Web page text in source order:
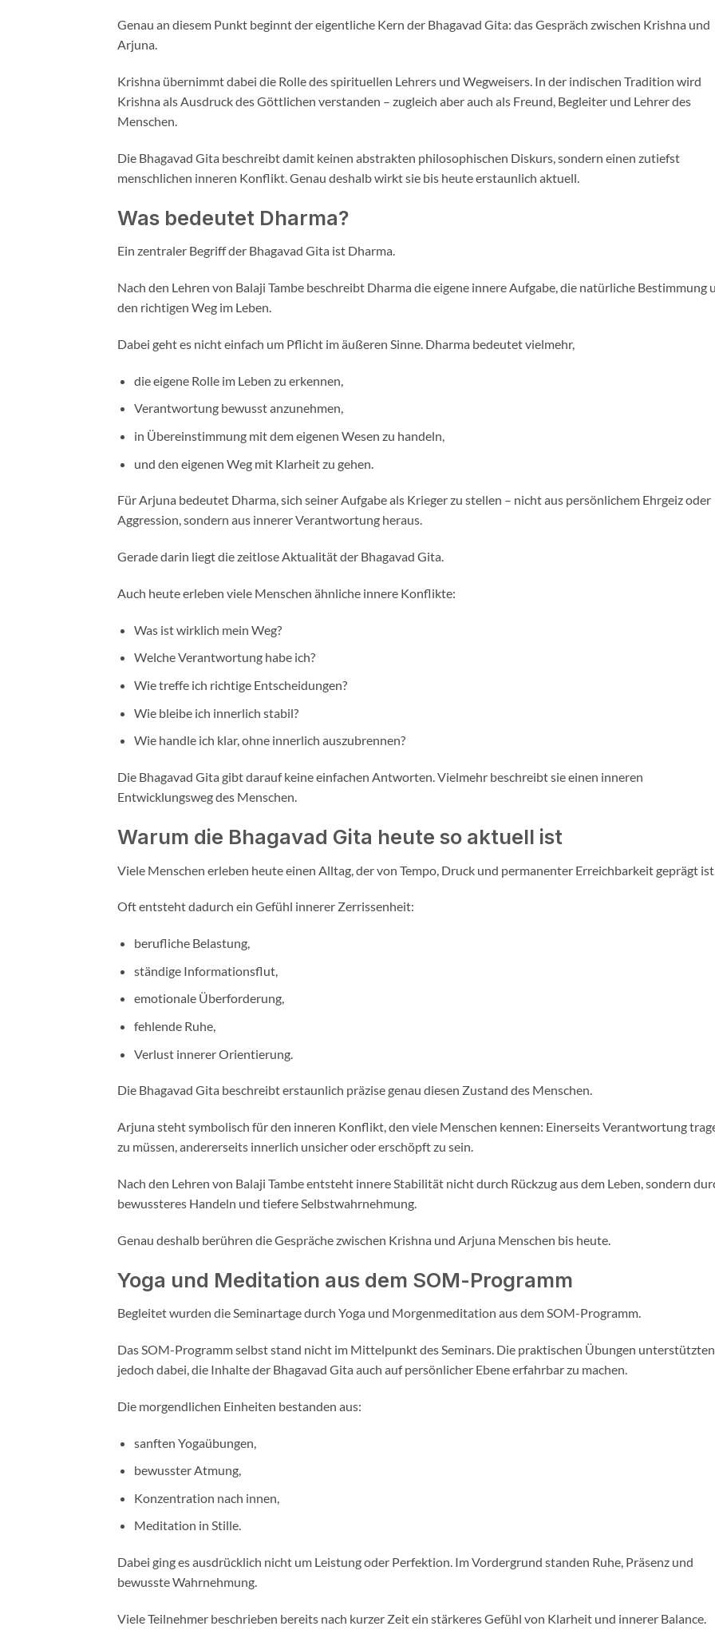
Genau an diesem Punkt beginnt der eigentliche Kern der Bhagavad Gita: das Gespräch zwischen Krishna und
Arjuna.
Krishna übernimmt dabei die Rolle des spirituellen Lehrers und Wegweisers. In der indischen Tradition wird
Krishna als Ausdruck des Göttlichen verstanden – zugleich aber auch als Freund, Begleiter und Lehrer des
Menschen.
Die Bhagavad Gita beschreibt damit keinen abstrakten philosophischen Diskurs, sondern einen zutiefst
menschlichen inneren Konflikt. Genau deshalb wirkt sie bis heute erstaunlich aktuell.
Was bedeutet Dharma?
Ein zentraler Begriff der Bhagavad Gita ist Dharma.
Nach den Lehren von Balaji Tambe beschreibt Dharma die eigene innere Aufgabe, die natürliche Bestimmung
den richtigen Weg im Leben.
Dabei geht es nicht einfach um Pflicht im äußeren Sinne. Dharma bedeutet vielmehr,
die eigene Rolle im Leben zu erkennen,
Verantwortung bewusst anzunehmen,
in Übereinstimmung mit dem eigenen Wesen zu handeln,
und den eigenen Weg mit Klarheit zu gehen.
Für Arjuna bedeutet Dharma, sich seiner Aufgabe als Krieger zu stellen – nicht aus persönlichem Ehrgeiz oder
Aggression, sondern aus innerer Verantwortung heraus.
Gerade darin liegt die zeitlose Aktualität der Bhagavad Gita.
Auch heute erleben viele Menschen ähnliche innere Konflikte:
Was ist wirklich mein Weg?
Welche Verantwortung habe ich?
Wie treffe ich richtige Entscheidungen?
Wie bleibe ich innerlich stabil?
Wie handle ich klar, ohne innerlich auszubrennen?
Die Bhagavad Gita gibt darauf keine einfachen Antworten. Vielmehr beschreibt sie einen inneren
Entwicklungsweg des Menschen.
Warum die Bhagavad Gita heute so aktuell ist
Viele Menschen erleben heute einen Alltag, der von Tempo, Druck und permanenter Erreichbarkeit geprägt
Oft entsteht dadurch ein Gefühl innerer Zerrissenheit:
berufliche Belastung,
ständige Informationsflut,
emotionale Überforderung,
fehlende Ruhe,
Verlust innerer Orientierung.
Die Bhagavad Gita beschreibt erstaunlich präzise genau diesen Zustand des Menschen.
Arjuna steht symbolisch für den inneren Konflikt, den viele Menschen kennen: Einerseits Verantwortung
zu müssen, andererseits innerlich unsicher oder erschöpft zu sein.
Nach den Lehren von Balaji Tambe entsteht innere Stabilität nicht durch Rückzug aus dem Leben, sondern
bewussteres Handeln und tiefere Selbstwahrnehmung.
Genau deshalb berühren die Gespräche zwischen Krishna und Arjuna Menschen bis heute.
Yoga und Meditation aus dem SOM-Programm
Begleitet wurden die Seminartage durch Yoga und Morgenmeditation aus dem SOM-Programm.
Das SOM-Programm selbst stand nicht im Mittelpunkt des Seminars. Die praktischen Übungen unterstützten
jedoch dabei, die Inhalte der Bhagavad Gita auch auf persönlicher Ebene erfahrbar zu machen.
Die morgendlichen Einheiten bestanden aus:
sanften Yogaübungen,
bewusster Atmung,
Konzentration nach innen,
Meditation in Stille.
Dabei ging es ausdrücklich nicht um Leistung oder Perfektion. Im Vordergrund standen Ruhe, Präsenz und
bewusste Wahrnehmung.
Viele Teilnehmer beschrieben bereits nach kurzer Zeit ein stärkeres Gefühl von Klarheit und innerer Balance.